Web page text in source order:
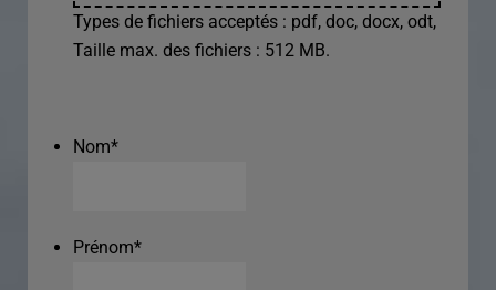
Types de fichiers acceptés : pdf, doc, docx, odt,
Taille max. des fichiers : 512 MB.
Nom*
Prénom*